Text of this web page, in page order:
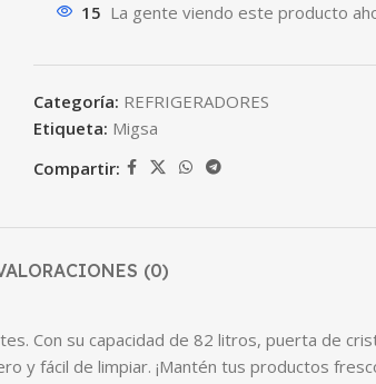
15 La gente viendo este producto
Categoría: REFRIGERADORES
Etiqueta: Migsa
Compartir:
(0)
Con su capacidad de 82 litros, puerta de
y fácil de limpiar. ¡Mantén tus productos